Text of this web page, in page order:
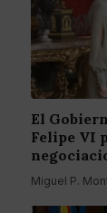
El
Felipe VI
Miguel P.